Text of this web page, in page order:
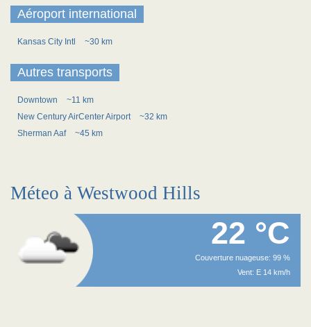
Aéroport international
Kansas City Intl ~30 km
Autres transports
Downtown
~11 km
New Century AirCenter Airport
~32 km
Sherman Aaf
~45 km
Méteo à Westwood Hills
22 °C
Couverture nuageuse: 99 %
Vent: E 14 km/h